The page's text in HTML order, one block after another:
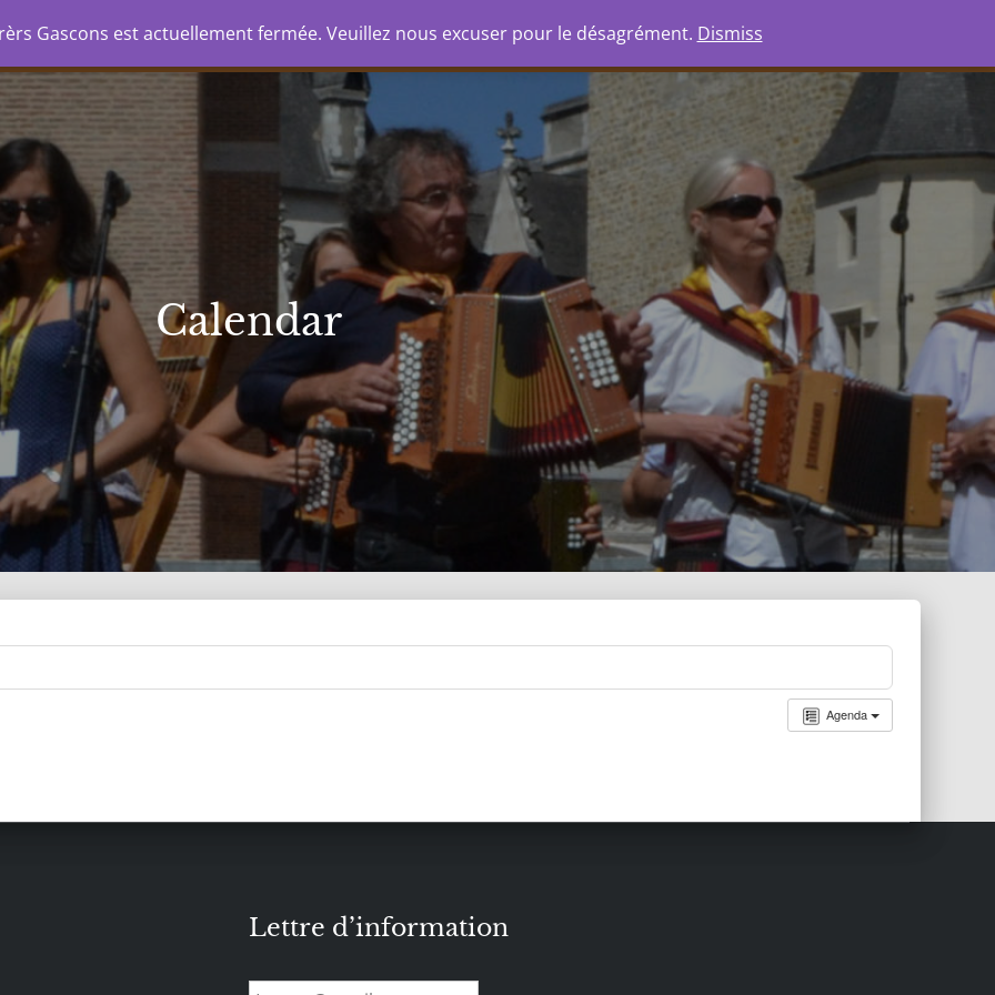
Formation Groupes/spectacles Studio Boutique Ressources
Calendar
Agenda
Lettre d’information
Gascons est actuellement fermée. Veuillez nous excuser pour le désagrément. Dismiss